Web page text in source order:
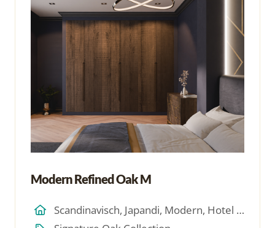
Modern Refined Oak M
Scandinavisch, Japandi, Modern, Hotel Chique, Minimalistich